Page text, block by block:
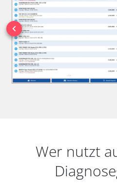
Wer nutzt